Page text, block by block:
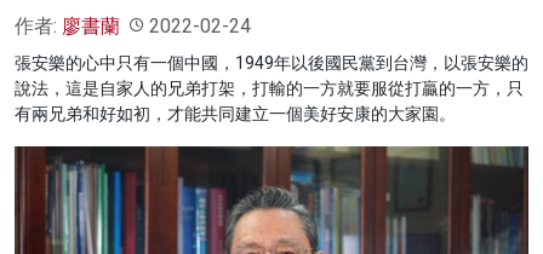
作者: 廖書蘭 2022-02-24
張安樂的心中只有一個中國，1949年以後國民黨到台灣，以張安樂的
說法，這是自家人的兄弟打架，打輸的一方就要服從打贏的一方，只
有兩兄弟和好如初，才能共同建立一個美好安康的大家園。